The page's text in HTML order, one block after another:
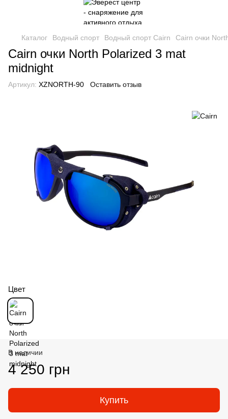
Каталог Водный спорт Водный спорт Cairn Cairn очки
Cairn очки North Polarized 3 mat
midnight
Артикул: XZNORTH-90 Оставить отзыв
Цвет
В наличии
4 250 грн
Купить